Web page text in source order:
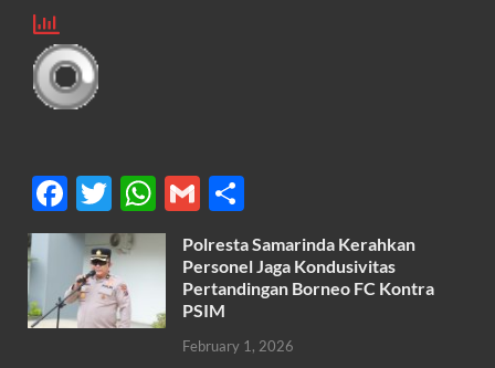
F
ac
e
b
o
T
w
itt
er
W
h
at
s
A
G
m
ail
h
ar
e
Polresta Samarinda Kerahkan
Personel Jaga Kondusivitas
Pertandingan Borneo FC Kontra
PSIM
February 1, 2026